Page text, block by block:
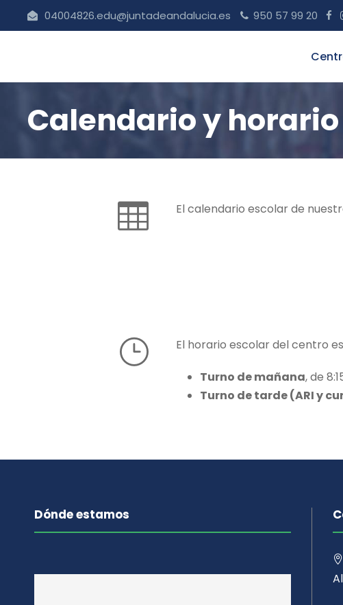
04004826.edu@juntadeandalucia.es 950 57 99 20
Calendario y
El calendario escolar de
El horario escolar del centro
Turno de mañana, de
Turno de tarde (ARI y
Dónde estamos